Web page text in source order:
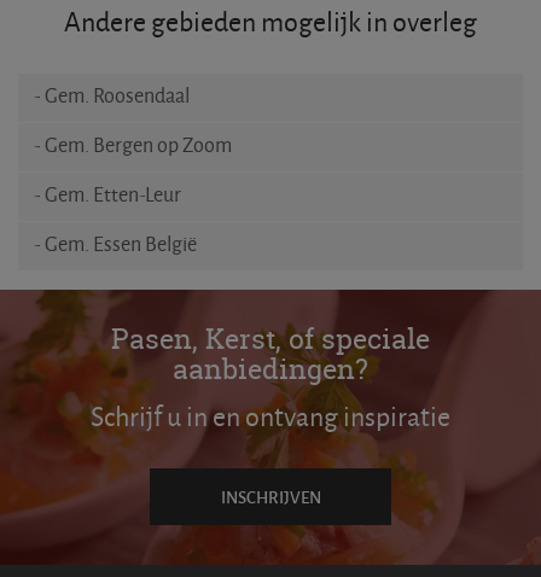
Andere gebieden mogelijk in overleg
- Gem. Roosendaal
- Gem. Bergen op Zoom
- Gem. Etten-Leur
- Gem. Essen België
Pasen, Kerst, of speciale
aanbiedingen?
Schrijf u in en ontvang inspiratie
INSCHRIJVEN